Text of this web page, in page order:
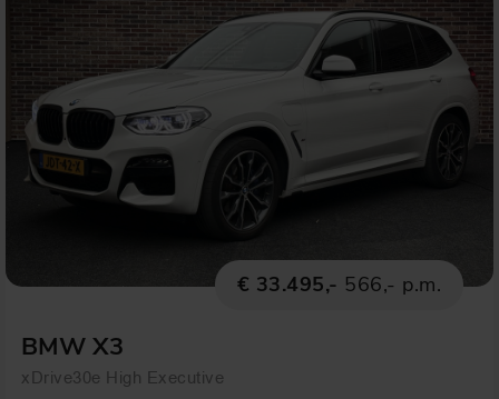
€ 33.495,- 566,- p.m.
BMW X3
xDrive30e High Executive